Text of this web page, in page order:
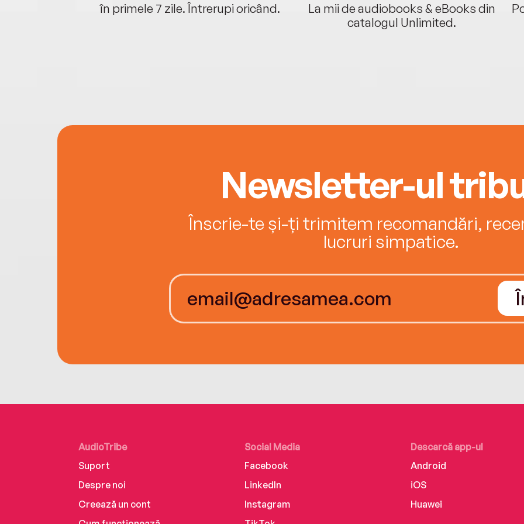
în primele 7 zile. Întrerupi oricând.
La mii de audiobooks & eBooks din
catalogul Unlimited.
Newsletter-ul
Înscrie-te și-ți trimitem recomandări,
lucruri simpatice.
AudioTribe
Suport
Despre noi
Creează un cont
Social Media
Facebook
LinkedIn
Instagram
Descarcă app-ul
Android
iOS
Huawei